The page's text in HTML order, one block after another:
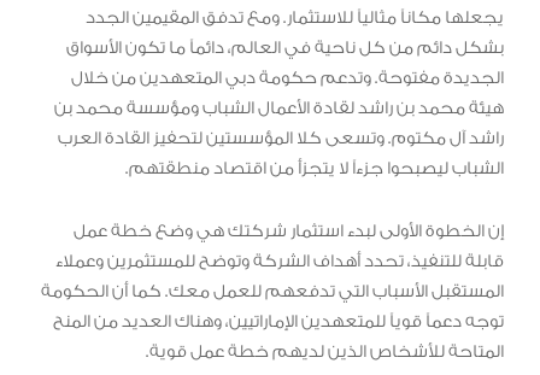
يجعلها مكاناً ‏مثالياً للاستثمار. ومع تدفق المقيمين الجدد
بشكل دائم من كل ناحية في العالم، ‏دائماً ما تكون الأسواق
الجديدة مفتوحة. وتدعم حكومة دبي المتعهدين من خلال
‏هيئة محمد بن راشد لقادة الأعمال الشباب ومؤسسة محمد بن
راشد آل مكتوم. وتسعى ‏كلا المؤسستين لتحفيز القادة العرب
الشباب ليصبحوا جزءاً لا يتجزأ من اقتصاد ‏منطقتهم.
إن الخطوة الأولى لبدء استثمار شركتك هي وضع خطة عمل
قابلة للتنفيذ، تحدد ‏أهداف الشركة وتوضح للمستثمرين وعملاء
المستقبل الأسباب التي تدفعهم للعمل ‏معك. كما أن الحكومة
توجه دعماً قوياً للمتعهدين الإماراتيين، وهناك العديد من ‏المنح
المتاحة للأشخاص الذين لديهم خطة عمل قوية.